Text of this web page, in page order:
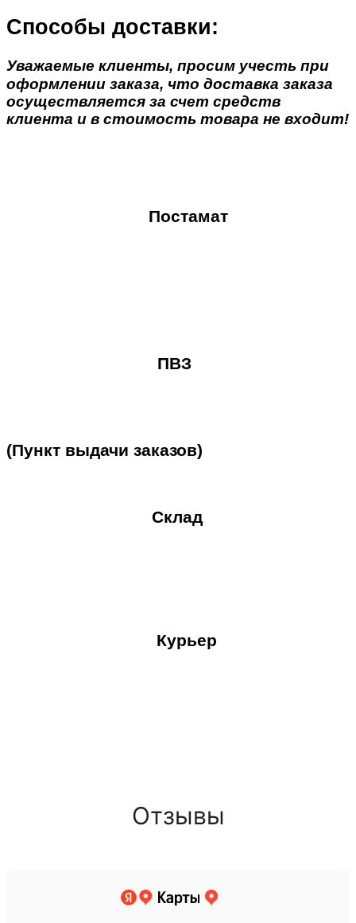
Способы доставки:
Уважаемые клиенты, просим учесть при
оформлении заказа, что доставка заказа
осуществляется за счет средств
клиента и в стоимость товара не входит!
Постамат
ПВЗ
(Пункт выдачи заказов)
Склад
Курьер